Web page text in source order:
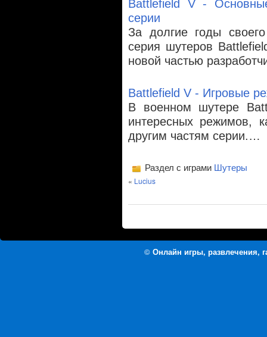
Battlefield V -
серии
За долгие годы
серия шутеров
новой частью
Battlefield V - Игровые
В военном шутере
интересных режимов,
другим частям серии.…
Раздел с играми Шутеры
« Lucius
© Онлайн игры, развлечения,